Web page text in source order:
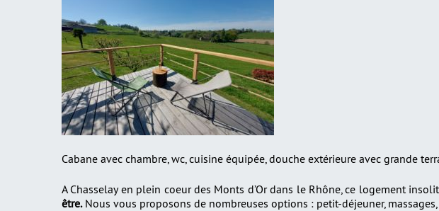
Cabane avec chambre, wc, cuisine équipée, douche extérieure avec grande
A Chasselay en plein coeur des Monts d’Or dans le Rhône, ce logement
être.Nous vous proposons de nombreuses options : petit-déjeuner,